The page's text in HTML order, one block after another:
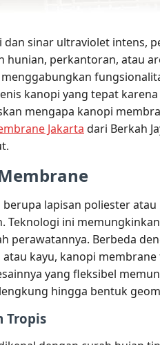
sinar ultraviolet intens,
perkantoran, atau
kanopi yang tepat
mengapa kanopi
Jakarta dari Berkah
lapisan poliester atau
Teknologi ini
perawatannya. Berbeda
kayu, kanopi
yang fleksibel
hingga bentuk
Tropis